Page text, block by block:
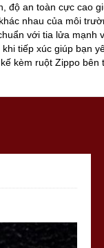
độ an toàn cực cao
nhau của môi
với tia lửa mạnh
tiếp xúc giúp bạn
kèm ruột Zippo
có thể để trước